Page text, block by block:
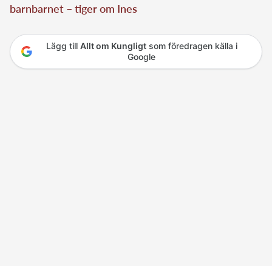
barnbarnet – tiger om Ines
Lägg till Allt om Kungligtsom föredragen källa i
Google